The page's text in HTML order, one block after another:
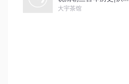
尔哈赤到末代皇帝溥仪|
大宇茶馆